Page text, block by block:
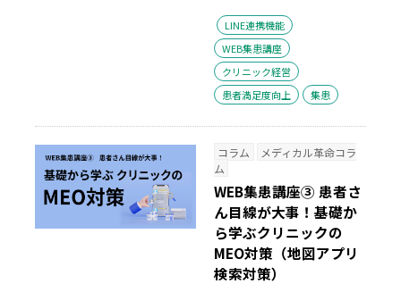
LINE連携機能
WEB集患講座
クリニック経営
患者満足度向上
集患
コラム
メディカル革命コラ
ム
WEB集患講座③ 患者さ
ん目線が大事！基礎か
ら学ぶクリニックの
MEO対策（地図アプリ
検索対策）